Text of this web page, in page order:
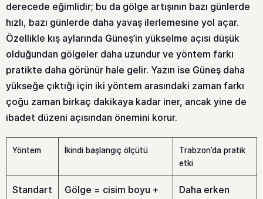
derecede eğimlidir; bu da gölge artışının bazı günlerde
hızlı, bazı günlerde daha yavaş ilerlemesine yol açar.
Özellikle kış aylarında Güneş’in yükselme açısı düşük
olduğundan gölgeler daha uzundur ve yöntem farkı
pratikte daha görünür hale gelir. Yazın ise Güneş daha
yükseğe çıktığı için iki yöntem arasındaki zaman farkı
çoğu zaman birkaç dakikaya kadar iner, ancak yine de
ibadet düzeni açısından önemini korur.
Yöntem İkindi başlangıç ölçütü
Trabzon’da pratik
etki
Standart
Gölge = cisim boyu +
Daha erken